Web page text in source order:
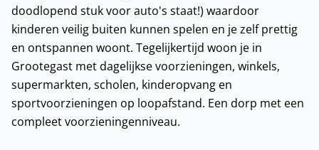
doodlopend stuk voor auto's staat!) waardoor
kinderen veilig buiten kunnen spelen en je zelf prettig
en ontspannen woont. Tegelijkertijd woon je in
Grootegast met dagelijkse voorzieningen, winkels,
supermarkten, scholen, kinderopvang en
sportvoorzieningen op loopafstand. Een dorp met een
compleet voorzieningenniveau.